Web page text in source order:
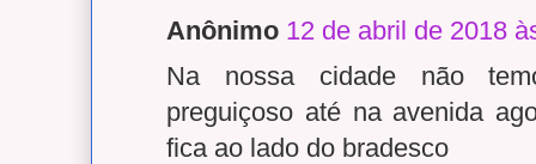
Anônimo 12 de abril de 2018
Na nossa cidade não
preguiçoso até na avenida
fica ao lado do bradesco